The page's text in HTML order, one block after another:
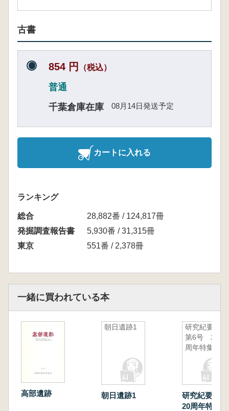
古書
854 円 （税込）
普通
千葉倉庫在庫
08月14日発送予定
カートに入れる
ランキング
総合
28,882番 / 124,817冊
発掘調査報告書
5,930番 / 31,315冊
東京
551番 / 2,378冊
一緒に買われている本
高部遺跡
朝日遺跡1
朝日遺跡1
研究紀要
第6号 20
周年特集号
研究紀要
20周年特集号